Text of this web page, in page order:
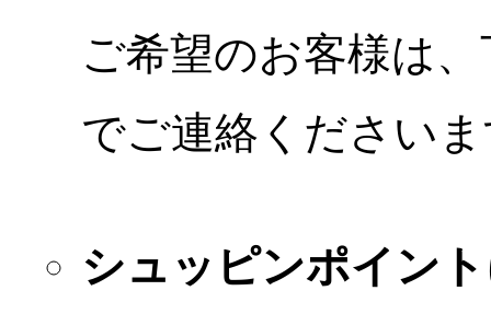
ご希望のお客様は
でご連絡ください
シュッピンポイン